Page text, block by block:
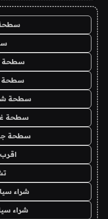
سطحة
سطحة
سطحة
سطحة
سطحة
شراء
شراء